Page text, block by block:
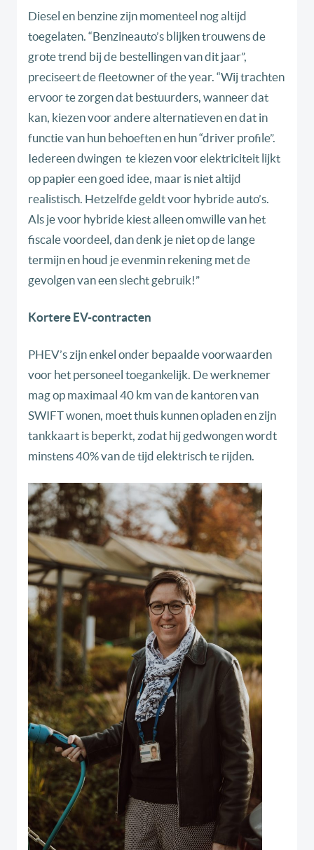
Diesel en benzine zijn momenteel nog altijd
toegelaten. “Benzineauto’s blijken trouwens de
grote trend bij de bestellingen van dit jaar”,
preciseert de fleetowner of the year. “Wij trachten
ervoor te zorgen dat bestuurders, wanneer dat
kan, kiezen voor andere alternatieven en dat in
functie van hun behoeften en hun “driver profile”.
Iedereen dwingen te kiezen voor elektriciteit lijkt
op papier een goed idee, maar is niet altijd
realistisch. Hetzelfde geldt voor hybride auto’s.
Als je voor hybride kiest alleen omwille van het
fiscale voordeel, dan denk je niet op de lange
termijn en houd je evenmin rekening met de
gevolgen van een slecht gebruik!”
Kortere EV-contracten
PHEV’s zijn enkel onder bepaalde voorwaarden
voor het personeel toegankelijk. De werknemer
mag op maximaal 40 km van de kantoren van
SWIFT wonen, moet thuis kunnen opladen en zijn
tankkaart is beperkt, zodat hij gedwongen wordt
minstens 40% van de tijd elektrisch te rijden.